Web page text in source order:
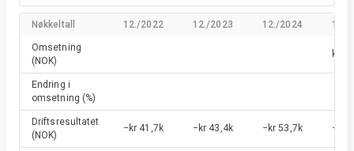
Nøkkeltall 12./2022 12./2023 12./2024 12./
Omsetning
(NOK)
kr
Endring i
omsetning (%)
Driftsresultatet
(NOK)
−kr 41,7k −kr 43,4k −kr 53,7k −kr